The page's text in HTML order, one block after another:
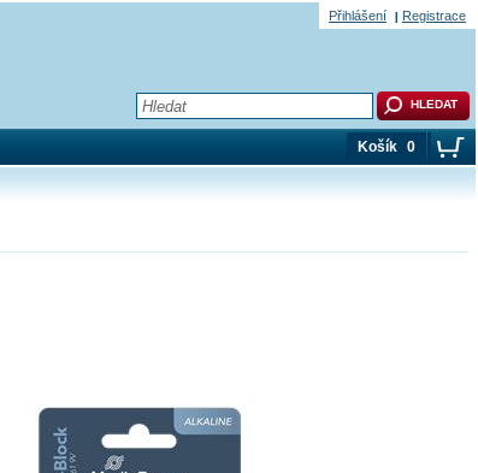
Košík 0
Přihlášení Registrace